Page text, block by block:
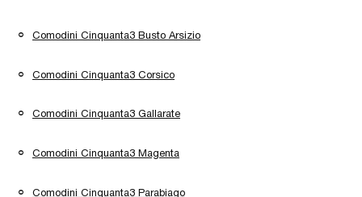
Comodini Cinquanta3 Busto Arsizio
Comodini Cinquanta3 Corsico
Comodini Cinquanta3 Gallarate
Comodini Cinquanta3 Magenta
Comodini Cinquanta3 Parabiago